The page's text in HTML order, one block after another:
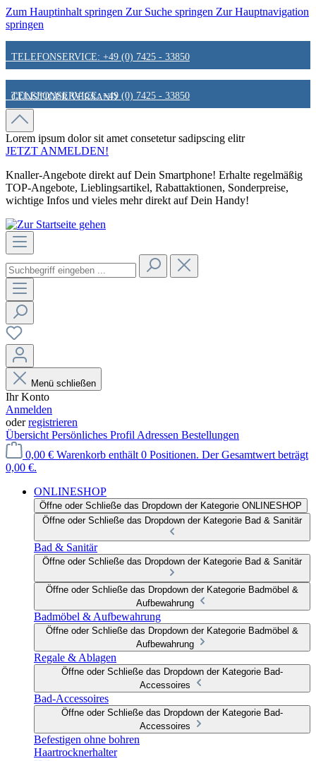
Zum Hauptinhalt springen Zur Suche springen Zur Hauptnavigation
springen
TELEFONSERVICE: +49 (0) 7425 - 33850
GÜNSTIGER VERSAND
FAIR & KUNDENORIENTIERT
HINWEIS ZU STATIONÄREN PREISEN
TELEFONSERVICE: +49 (0) 7425 - 33850
GÜNSTIGER VERSAND
FAIR & KUNDENORIENTIERT
HINWEIS ZU STATIONÄREN PREISEN
Lorem ipsum dolor sit amet consetetur sadipscing elitr
JETZT ANMELDEN!
Knaller-Angebote direkt auf Dein Smartphone! Erhalte regelmäßig
TOP-Angebote, Lieblingsartikel, Rabattaktionen, Sonderpreise,
wichtige Infos und vieles mehr direkt auf Dein Handy!
Menü schließen
Ihr Konto
Anmelden
oderregistrieren
Übersicht Persönliches Profil Adressen Bestellungen
0,00 € Warenkorb enthält 0 Positionen. Der Gesamtwert beträgt
0,00 €.
ONLINESHOP
Öffne oder Schließe das Dropdown der Kategorie ONLINESHOP
Öffne oder Schließe das Dropdown der Kategorie Bad & Sanitär
Bad & Sanitär
Öffne oder Schließe das Dropdown der Kategorie Bad & Sanitär
Öffne oder Schließe das Dropdown der Kategorie Badmöbel &
Aufbewahrung
Badmöbel & Aufbewahrung
Öffne oder Schließe das Dropdown der Kategorie Badmöbel &
Aufbewahrung
Regale & Ablagen
Öffne oder Schließe das Dropdown der Kategorie Bad-
Accessoires
Bad-Accessoires
Öffne oder Schließe das Dropdown der Kategorie Bad-
Accessoires
Befestigen ohne bohren
Haartrocknerhalter